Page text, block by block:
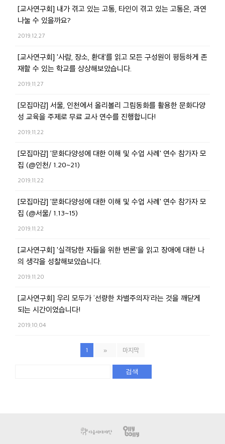
[교사연구회] 내가 겪고 있는 고통, 타인이 겪고 있는 고통은, 과연
나눌 수 있을까요?
2019.12.27
[교사연구회] '사람, 장소, 환대'를 읽고 모든 구성원이 평등하게 존
재할 수 있는 학교를 상상해보았습니다.
2019.11.27
[모집마감] 서울, 인천에서 올리볼리 그림동화를 활용한 문화다양
성 교육을 주제로 무료 교사 연수를 진행합니다!
2019.11.22
[모집마감] '문화다양성에 대한 이해 및 수업 사례' 연수 참가자 모
집 (@인천/ 1.20~21)
2019.11.22
[모집마감] '문화다양성에 대한 이해 및 수업 사례' 연수 참가자 모
집 (@서울/ 1.13~15)
2019.11.22
[교사연구회] '실격당한 자들을 위한 변론'을 읽고 장애에 대한 나
의 생각을 성찰해보았습니다.
2019.11.20
[교사연구회] 우리 모두가 ‘선량한 차별주의자’라는 것을 깨닫게
되는 시간이었습니다!
2019.10.04
1 » 마지막
검색